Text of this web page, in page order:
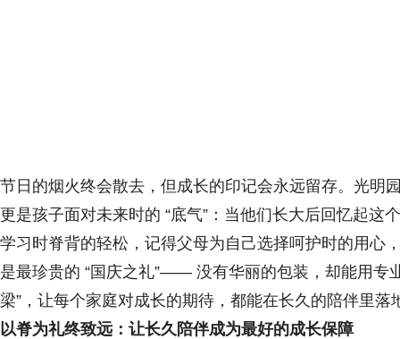
节日的烟火终会散去，但成长的印记会永远留存。光明
更是孩子面对未来时的 “底气”：当他们长大后回忆起
学习时脊背的轻松，记得父母为自己选择呵护时的用心
是最珍贵的 “国庆之礼”—— 没有华丽的包装，却能用专
梁”，让每个家庭对成长的期待，都能在长久的陪伴里落
以脊为礼终致远：让长久陪伴成为最好的成长保障